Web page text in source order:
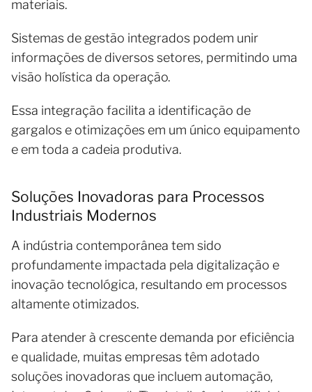
materiais.
Sistemas de gestão integrados podem unir
informações de diversos setores, permitindo uma
visão holística da operação.
Essa integração facilita a identificação de
gargalos e otimizações em um único equipamento
e em toda a cadeia produtiva.
Soluções Inovadoras para Processos
Industriais Modernos
A indústria contemporânea tem sido
profundamente impactada pela digitalização e
inovação tecnológica, resultando em processos
altamente otimizados.
Para atender à crescente demanda por eficiência
e qualidade, muitas empresas têm adotado
soluções inovadoras que incluem automação,